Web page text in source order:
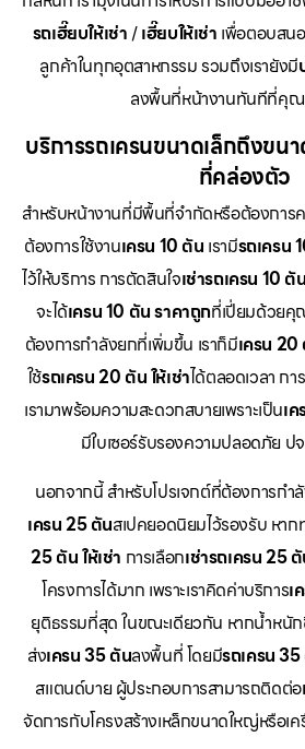
รถเฮี๊ยบให้เช่า/เฮี๊ยบให้เช่า เพื่อตอบสน
ลูกค้าในทุกอุตสาหกรรม รวมถึงเรายังมี
ลงพื้นที่หน้างานทันทีที่คุ
บริการรถเครนขนาดเล็กถึงขน
ที่คล่องตัว
สำหรับหน้างานที่มีพื้นที่จำกัดหรือต้องกา
ต้องการใช้งานเครน 10 ตัน เรามีรถเครน
ไว้ให้บริการ การตัดสินใจเช่ารถเครน 10 ตัน
จะได้เครน 10 ตัน ราคาถูกที่เปี่ยมด้วยคุ
ต้องการกำลังยกที่เพิ่มขึ้น เราก็มีเครน
ใช้รถเครน 20 ตัน ให้เช่าได้ตลอดเวลา การ
เรามาพร้อมความสะดวกสบายเพราะเป็นเ
มีใบเซอร์รับรองความปลอดภัย ป
นอกจากนี้ สำหรับโปรเจกต์ที่ต้องการกำ
เครน 25 ตันสเปคยอดนิยมไว้รองรับ หา
25 ตัน ให้เช่า การเลือกเช่ารถเครน 25
โครงการได้มาก เพราะเราคิดค่าบริการเ
ยุติธรรมที่สุด ในขณะเดียวกัน หากน้ำหนั
ส่งเครน 35 ตันลงพื้นที่ โดยมีรถเครน 35
สแตนด์บาย ผู้ประกอบการสามารถติดต่อ
จัดการกับโครงสร้างเหล็กขนาดใหญ่หรือเ